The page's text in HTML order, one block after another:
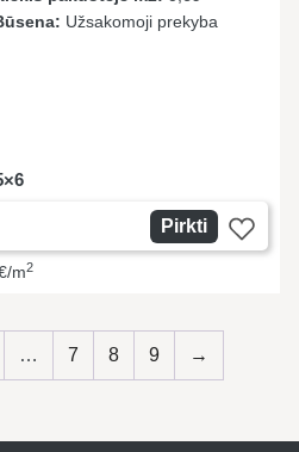
Užsakomoji prekyba
Pirkti
m2
… 7 8 9 →